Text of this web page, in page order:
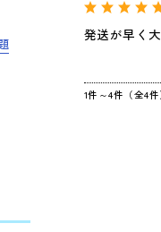
発送が早く
1件～4件（全4件